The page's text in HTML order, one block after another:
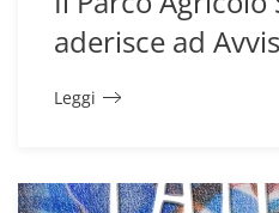
aderisce ad
Leggi